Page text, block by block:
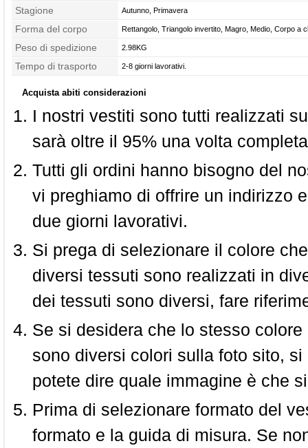
Stagione Autunno, Primavera
Forma del corpo Rettangolo, Triangolo invertito, Magro, Medio, Corpo a
Peso di spedizione 2.98KG
Tempo di trasporto 2-8 giorni lavorativi.
Acquista abiti considerazioni
I nostri vestiti sono tutti realizzati
sarà oltre il 95% una volta
Tutti gli ordini hanno bisogno del
vi preghiamo di offrire un indirizzo
due giorni lavorativi.
Si prega di selezionare il colore
diversi tessuti sono realizzati in
dei tessuti sono diversi, fare
Se si desidera che lo stesso
sono diversi colori sulla foto sito,
potete dire quale immagine è che
Prima di selezionare formato del
formato e la guida di misura. Se